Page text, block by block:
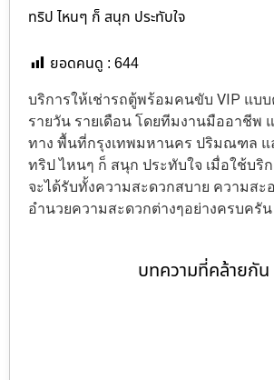
ทริป ไหนๆ ก็ สนุก ประทับใจ
ยอดคนดู : 644
บริการให้เช่ารถตู้พร้อมคนขับ VIP แบ
รายวัน รายเดือน โดยทีมงานมืออาชีพ
ทาง พื้นที่กรุงเทพมหานคร ปริมณฑล แ
ทริป ไหนๆ ก็ สนุก ประทับใจ เมื่อใช้บริ
จะได้รับทั้งความสะดวกสบาย ความส
อำนวยความสะดวกต่างๆอย่างครบครัน
บทความที่คล้ายกัน